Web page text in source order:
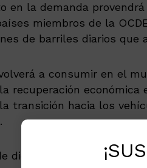
en la demanda
miembros de la
de barriles diarios que
a consumir en el
recuperación
transición hacia los
diesel. crecerá pero a un